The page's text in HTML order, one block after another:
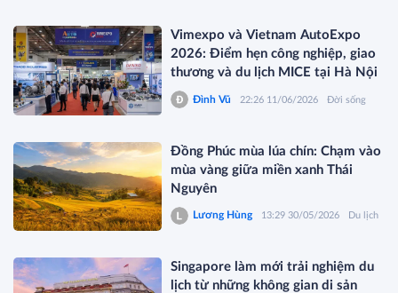
Vimexpo và Vietnam AutoExpo
2026: Điểm hẹn công nghiệp, giao
thương và du lịch MICE tại Hà Nội
Đình Vũ 22:26 11/06/2026 Đời sống
Đồng Phúc mùa lúa chín: Chạm vào
mùa vàng giữa miền xanh Thái
Nguyên
Lương Hùng 13:29 30/05/2026 Du lịch
Singapore làm mới trải nghiệm du
lịch từ những không gian di sản